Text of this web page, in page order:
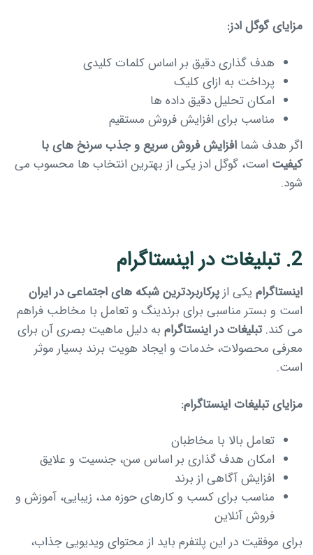
مزایای گوگل ادز:
هدف گذاری دقیق بر اساس کلمات کلیدی
پرداخت به ازای کلیک
امکان تحلیل دقیق داده ها
مناسب برای افزایش فروش مستقیم
اگر هدف شما افزایش فروش سریع و جذب سرنخ های با
کیفیت است، گوگل ادز یکی از بهترین انتخاب ها محسوب می
شود.
2. تبلیغات در اینستاگرام
اینستاگرام یکی ازپرکاربردترین شبکه های اجتماعی در ایران
است و بستر مناسبی برای برندینگ و تعامل با مخاطب فراهم
می کند.تبلیغات در اینستاگرام به دلیل ماهیت بصری آن برای
معرفی محصولات، خدمات و ایجاد هویت برند بسیار موثر
است.
مزایای تبلیغات اینستاگرام:
تعامل بالا با مخاطبان
امکان هدف گذاری بر اساس سن، جنسیت و علایق
افزایش آگاهی از برند
مناسب برای کسب و کارهای حوزه مد، زیبایی، آموزش و
فروش آنلاین
برای موفقیت در این پلتفرم باید از محتوای ویدیویی جذاب،